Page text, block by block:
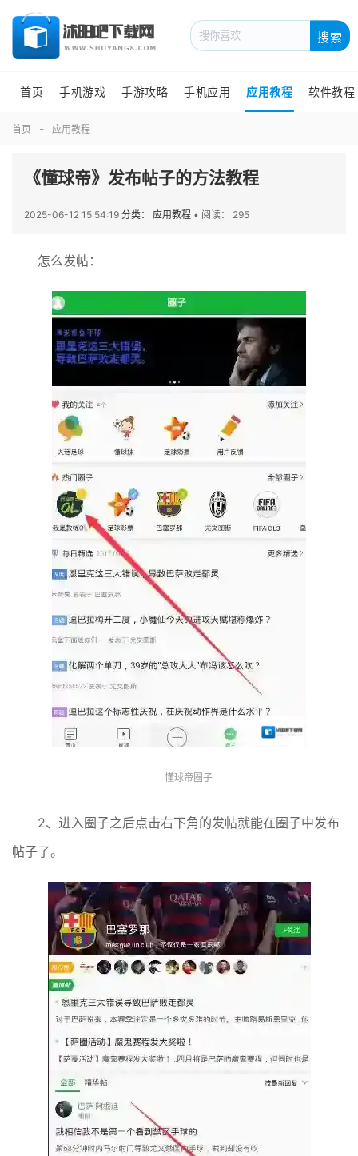
搜索
首页 手机游戏 手游攻略 手机应用 应用教程 软件教程
首页 应用教程
《懂球帝》发布帖子的方法教程
2025-06-12 15:54:19 分类： 应用教程 • 阅读： 295
怎么发帖：
懂球帝圈子
2、进入圈子之后点击右下角的发帖就能在圈子中发布
帖子了。